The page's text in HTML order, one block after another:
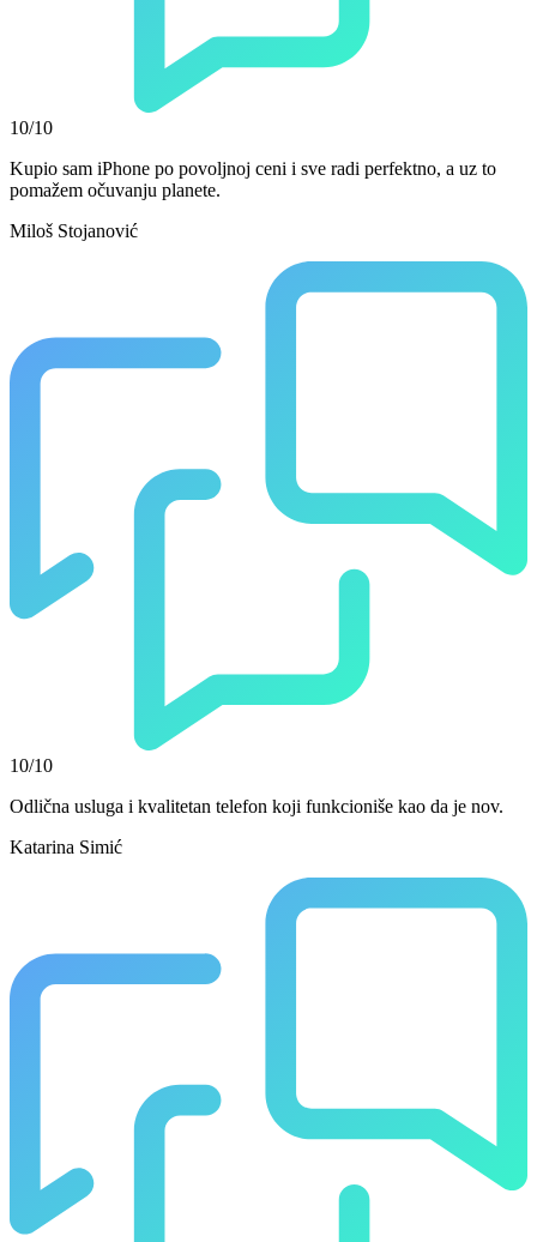
10/10
Kupio sam iPhone po povoljnoj ceni i sve radi perfektno, a uz to
pomažem očuvanju planete.
Miloš Stojanović
10/10
Odlična usluga i kvalitetan telefon koji funkcioniše kao da je nov.
Katarina Simić